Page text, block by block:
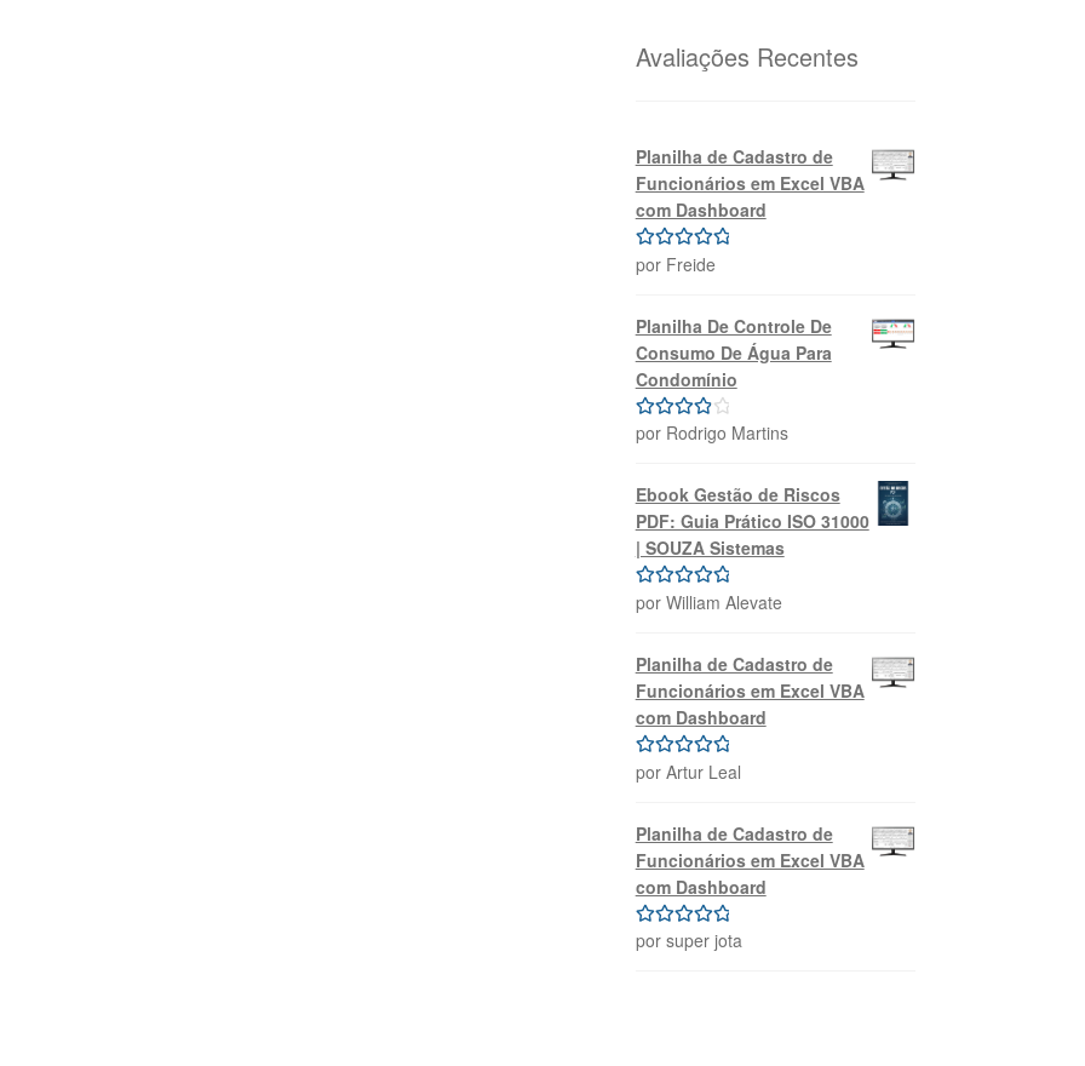
R$69,99.R$39,99.
Avaliações Recentes
Planilha de Cadastro de
Funcionários em Excel VBA
com Dashboard
Avaliação5
por Freide
Planilha De Controle De
Consumo De Água Para
Condomínio
Avaliação
por Rodrigo Martins
Ebook Gestão de Riscos
PDF: Guia Prático ISO 31000
| SOUZA Sistemas
Avaliação5
por William Alevate
Planilha de Cadastro de
Funcionários em Excel VBA
com Dashboard
Avaliação 5
por Artur Leal
Planilha de Cadastro de
Funcionários em Excel VBA
com Dashboard
Avaliação5
por super jota